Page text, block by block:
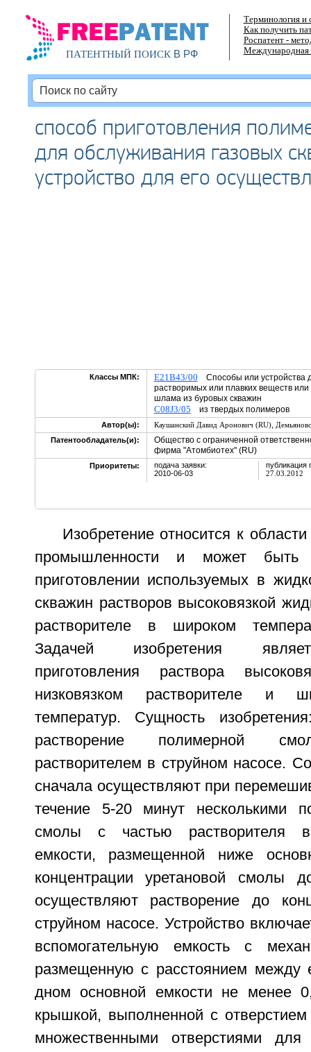
ПАТЕНТНЫЙ ПОИСКВ РФ
Терминология и
Как получить
Роспатент -
Международная
способ приготовления
для обслуживания газовых
устройство для его
Классы МПК: E21B43/00 Способы или устройства
растворимых или плавких веществ
шлама из буровых скважин
C08J3/05 из твердых полимеров
Автор(ы): Каушанский Давид Аронович (RU),
Патентообладатель(и):
Общество с ограниченной
фирма "Атомбиотех" (RU)
Приоритеты:
подача заявки:
2010-06-03
публикация
27.03.2012
Изобретение относится к
промышленности и может быть
приготовлении используемых в
скважин растворов высоковязкой
растворителе в широком
Задачей изобретения
приготовления раствора
низковязком растворителе и
температур. Сущность
растворение полимерной
растворителем в струйном насосе.
сначала осуществляют при
течение 5-20 минут несколькими
смолы с частью растворителя
емкости, размещенной ниже
концентрации уретановой смолы
осуществляют растворение до
струйном насосе. Устройство
вспомогательную емкость с
размещенную с расстоянием между
дном основной емкости не менее
крышкой, выполненной с
множественными отверстиями